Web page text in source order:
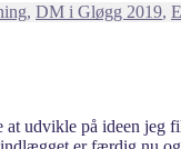
, DM i Gløgg 2019,
at udvikle på ideen